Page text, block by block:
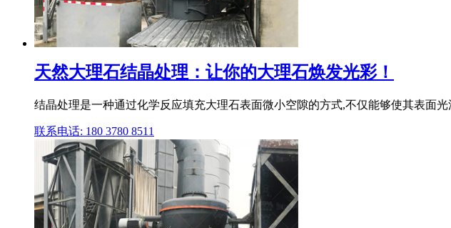
天然大理石结晶处理：让你的大理石焕发光彩！
结晶处理是一种通过化学反应填充大理石表面微小空隙的方式,不仅能够使其表面
联系电话: 180 3780 8511